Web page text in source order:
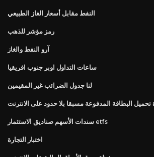
النفط مقابل أسعار الغاز الطبيعي
رمز مؤشر للذهب
آرو النفط والغاز
ساعات التداول اوبر جنوب افريقيا
لنا جدول الضرائب غير المقيمين
تحميل البطاقة المدفوعة مسبقا بلا حدود على الانترنت
سندات الأسهم صناديق الاستثمار etfs
اختبار التجارة